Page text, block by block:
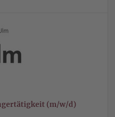
(m/w/d)